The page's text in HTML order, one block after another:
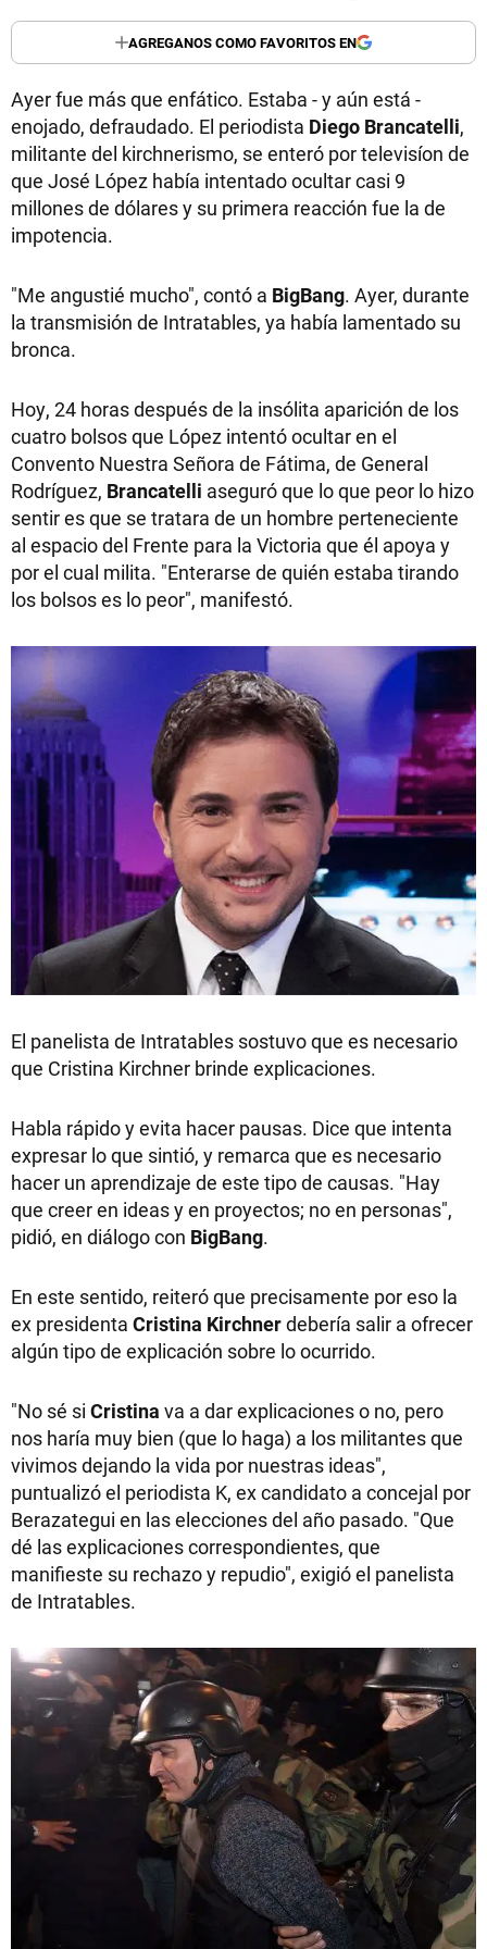
AGREGANOS COMO FAVORITOS EN
Ayer fue más que enfático. Estaba - y aún está -
enojado, defraudado. El periodista Diego Brancatelli,
militante del kirchnerismo, se enteró por televisíon de
que José López había intentado ocultar casi 9
millones de dólares y su primera reacción fue la de
impotencia.
"Me angustié mucho", contó a BigBang. Ayer, durante
la transmisión de Intratables, ya había lamentado su
bronca.
Hoy, 24 horas después de la insólita aparición de los
cuatro bolsos que López intentó ocultar en el
Convento Nuestra Señora de Fátima, de General
Rodríguez, Brancatelli aseguró que lo que peor lo hizo
sentir es que se tratara de un hombre perteneciente
al espacio del Frente para la Victoria que él apoya y
por el cual milita. "Enterarse de quién estaba tirando
los bolsos es lo peor", manifestó.
El panelista de Intratables sostuvo que es necesario
que Cristina Kirchner brinde explicaciones.
Habla rápido y evita hacer pausas. Dice que intenta
expresar lo que sintió, y remarca que es necesario
hacer un aprendizaje de este tipo de causas. "Hay
que creer en ideas y en proyectos; no en personas",
pidió, en diálogo con BigBang.
En este sentido, reiteró que precisamente por eso la
ex presidenta Cristina Kirchnerdebería salir a ofrecer
algún tipo de explicación sobre lo ocurrido.
"No sé si Cristina va a dar explicaciones o no, pero
nos haría muy bien (que lo haga) a los militantes que
vivimos dejando la vida por nuestras ideas",
puntualizó el periodista K, ex candidato a concejal por
Berazategui en las elecciones del año pasado. "Que
dé las explicaciones correspondientes, que
manifieste su rechazo y repudio", exigió el panelista
de Intratables.